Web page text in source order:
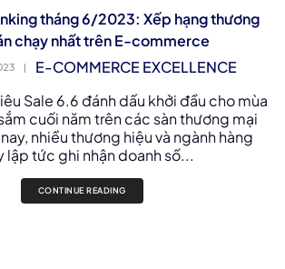
tháng 6/2023: Xếp hạng thương
chạy nhất trên E-commerce
|
E-COMMERCE EXCELLENCE
Sale 6.6 đánh dấu khởi đầu cho mùa
cuối năm trên các sàn thương mại
nhiều thương hiệu và ngành hàng
lập tức ghi nhận doanh số...
CONTINUE READING